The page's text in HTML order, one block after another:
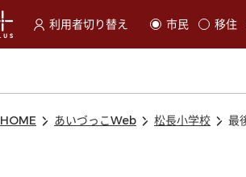
利用者切り替え
選択すると利用者の切替が発生しま
市民 移住
HOME あいづっこWeb 松長小学校 最